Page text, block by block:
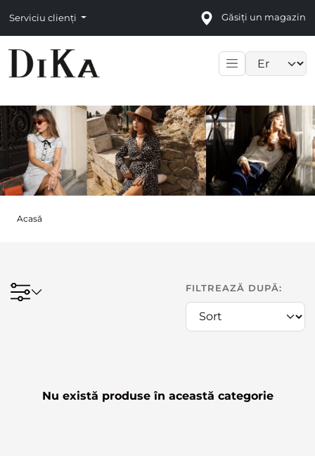
Serviciu clienți Găsiți un magazin
Acasă
FILTREAZĂ DUPĂ:
Nu există produse în această categorie